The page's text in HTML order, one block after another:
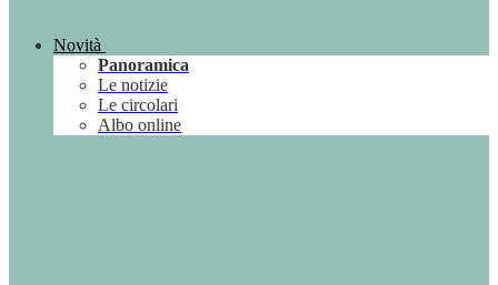
Novità
Panoramica
Le notizie
Le circolari
Albo online